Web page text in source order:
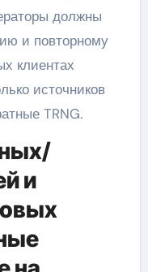
должны
и повторному
клиентах
источников
TRNG.
и